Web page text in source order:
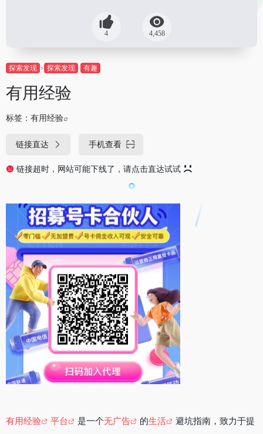
4 4,458
探索发现 探索发现 有趣
有用经验
标签： 有用经验
链接直达 手机查看
链接超时，网站可能下线了，请点击直达试试
有用经验 平台 是一个无广告 的生活
避坑指南，致力于提